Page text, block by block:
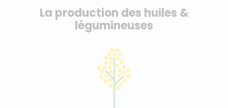
La production des huiles &
légumineuses